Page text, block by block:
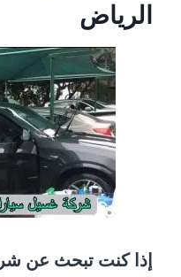
الرياض
إذا كنت تبحث عن